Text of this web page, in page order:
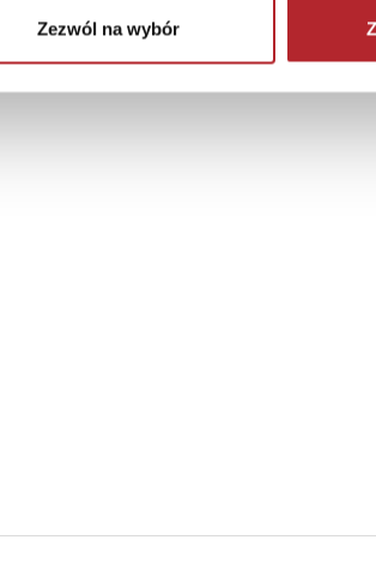
Zezwól na wybór